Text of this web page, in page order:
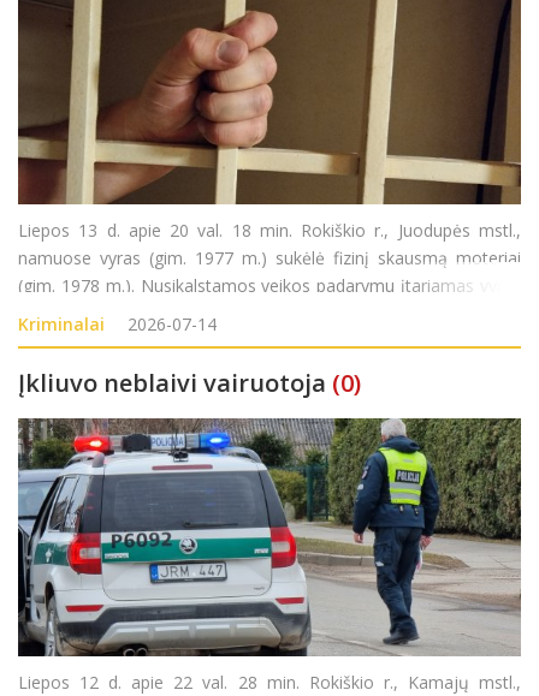
Liepos 13 d. apie 20 val. 18 min. Rokiškio r., Juodupės mstl.,
namuose vyras (gim. 1977 m.) sukėlė fizinį skausmą moteriai
(gim. 1978 m.). Nusikalstamos veikos padarymu įtariamas vyras
sulaikytas. Pradėtas ikiteisminis tyrimas pagal LR BK 140 str.
Kriminalai 2026-07-14
Įkliuvo neblaivi vairuotoja (0)
Liepos 12 d. apie 22 val. 28 min. Rokiškio r., Kamajų mstl.,